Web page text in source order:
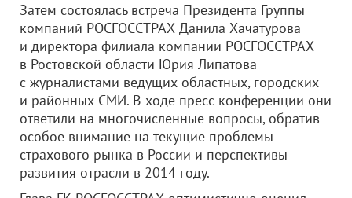
Затем состоялась встреча Президента Группы
компаний РОСГОССТРАХ Данила Хачатурова
и директора филиала компании РОСГОССТРАХ
в Ростовской области Юрия Липатова
с журналистами ведущих областных, городских
и районных СМИ. В ходе пресс-конференции они
ответили на многочисленные вопросы, обратив
особое внимание на текущие проблемы
страхового рынка в России и перспективы
развития отрасли в 2014 году.